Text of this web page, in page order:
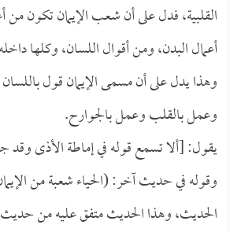
القلبية، فدل على أن شعب الإيمان تكون
أعمال البدن، ومن أقوال اللسان، وكلها
وهذا يدل على أن مسمى الإيمان قول
وعمل بالقلب وعمل بالجوارح.
يقول: [ألا تسمع قوله في إماطة الأذى وقد
وقوله في حديث آخر: (الحياء شعبة من
الحديث، وهذا الحديث متفق عليه من